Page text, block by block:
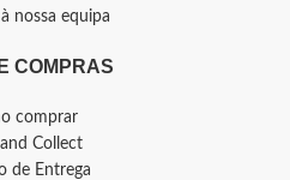
nossa equipa
COMPRAS
comprar
Collect
de Entrega